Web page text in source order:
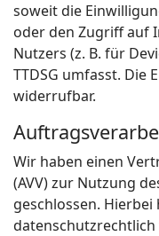
soweit die
oder den Zugriff auf
Nutzers (z. B. für
TTDSG umfasst. Die
widerrufbar.
Wir haben einen
(AVV) zur Nutzung
geschlossen.